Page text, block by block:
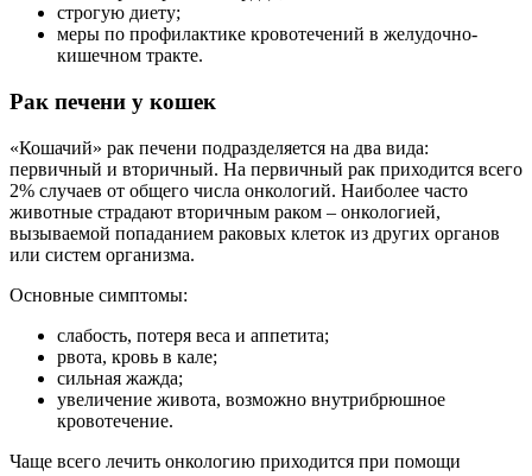
строгую диету;
меры по профилактике кровотечений в желудочно-
кишечном тракте.
Рак печени у кошек
«Кошачий» рак печени подразделяется на два вида:
первичный и вторичный. На первичный рак приходится всего
2% случаев от общего числа онкологий. Наиболее часто
животные страдают вторичным раком – онкологией,
вызываемой попаданием раковых клеток из других органов
или систем организма.
Основные симптомы:
слабость, потеря веса и аппетита;
рвота, кровь в кале;
сильная жажда;
увеличение живота, возможно внутрибрюшное
кровотечение.
Чаще всего лечить онкологию приходится при помощи